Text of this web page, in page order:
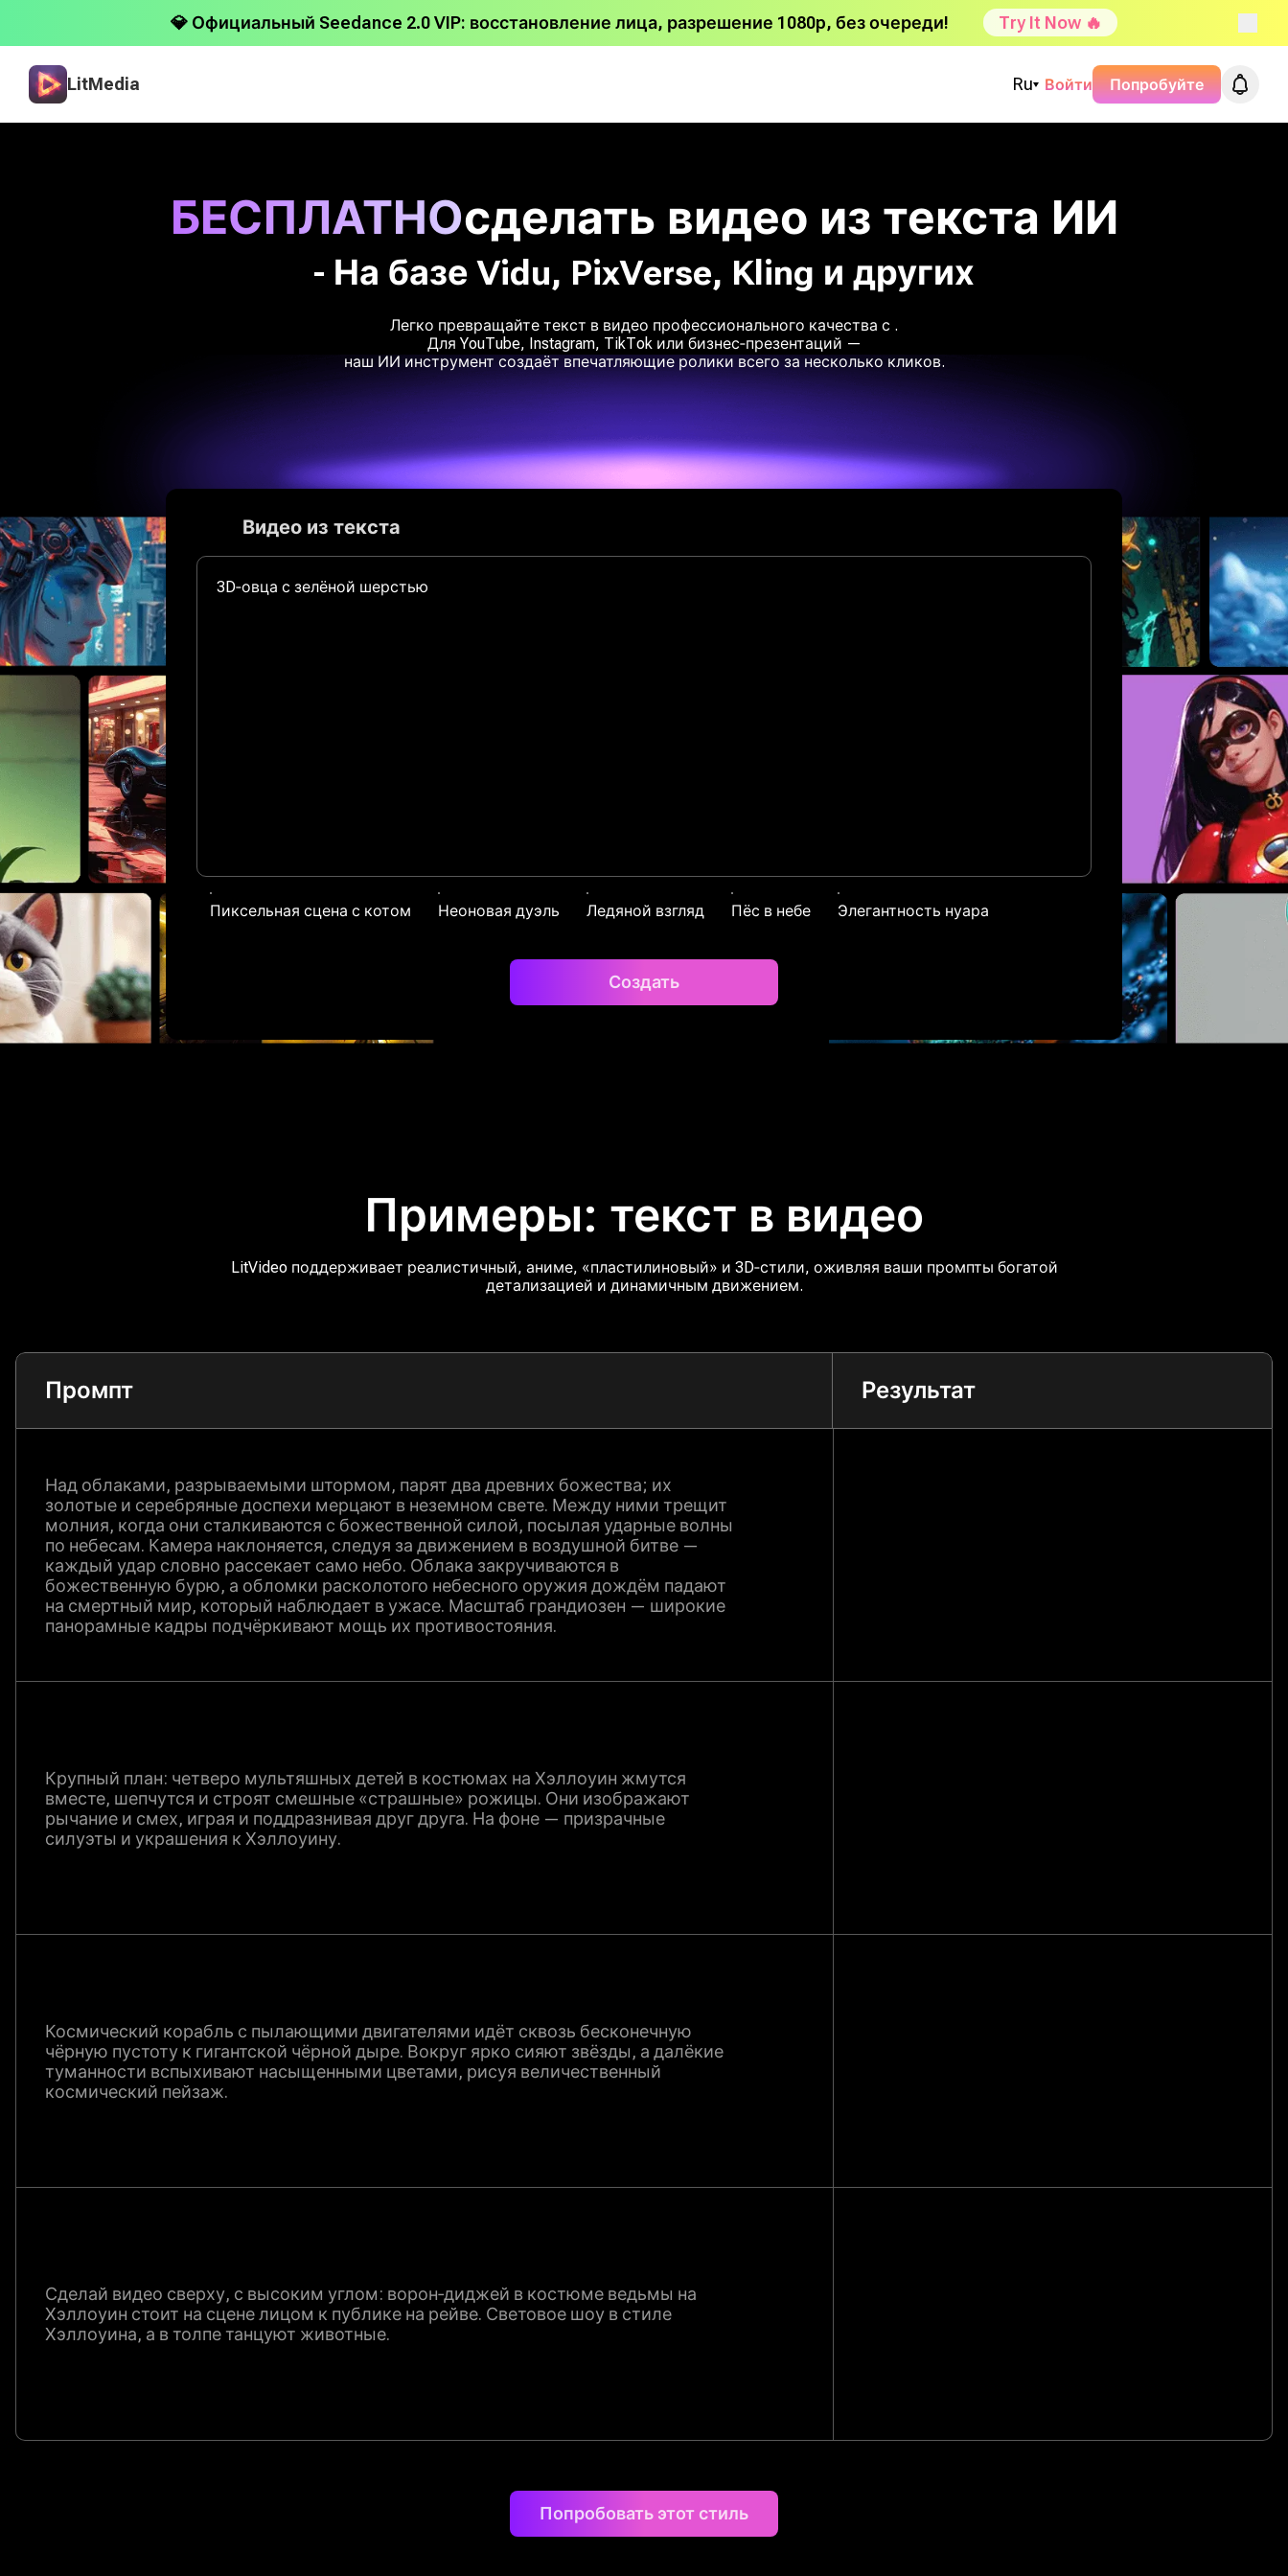
💎 Официальный Seedance 2.0 VIP: восстановление лица, разрешение 1080p, без очереди! Try It Now 🔥
LitMedia Ru Войти Попробуйте
БЕСПЛАТНОсделать видео из текста ИИ
- На базе Vidu, PixVerse, Kling и других
Легко превращайте текст в видео профессионального качества с .
Для YouTube, Instagram, TikTok или бизнес‑презентаций —
наш ИИ инструмент создаёт впечатляющие ролики всего за несколько кликов.
Видео из текста
Пиксельная сцена с котом Неоновая дуэль Ледяной взгляд Пёс в небе Элегантность нуара
Создать
Примеры: текст в видео
LitVideo поддерживает реалистичный, аниме, «пластилиновый» и 3D‑стили, оживляя ваши промпты богатой
детализацией и динамичным движением.
Промпт Результат
Над облаками, разрываемыми штормом, парят два древних божества; их
золотые и серебряные доспехи мерцают в неземном свете. Между ними трещит
молния, когда они сталкиваются с божественной силой, посылая ударные волны
по небесам. Камера наклоняется, следуя за движением в воздушной битве —
каждый удар словно рассекает само небо. Облака закручиваются в
божественную бурю, а обломки расколотого небесного оружия дождём падают
на смертный мир, который наблюдает в ужасе. Масштаб грандиозен — широкие
панорамные кадры подчёркивают мощь их противостояния.
Крупный план: четверо мультяшных детей в костюмах на Хэллоуин жмутся
вместе, шепчутся и строят смешные «страшные» рожицы. Они изображают
рычание и смех, играя и поддразнивая друг друга. На фоне — призрачные
силуэты и украшения к Хэллоуину.
Космический корабль с пылающими двигателями идёт сквозь бесконечную
чёрную пустоту к гигантской чёрной дыре. Вокруг ярко сияют звёзды, а далёкие
туманности вспыхивают насыщенными цветами, рисуя величественный
космический пейзаж.
Сделай видео сверху, с высоким углом: ворон‑диджей в костюме ведьмы на
Хэллоуин стоит на сцене лицом к публике на рейве. Световое шоу в стиле
Хэллоуина, а в толпе танцуют животные.
Попробовать этот стиль